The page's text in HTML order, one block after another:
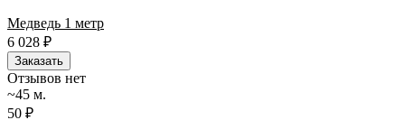
Медведь 1 метр
6 028 ₽
Заказать
Отзывов нет
~45 м.
50 ₽